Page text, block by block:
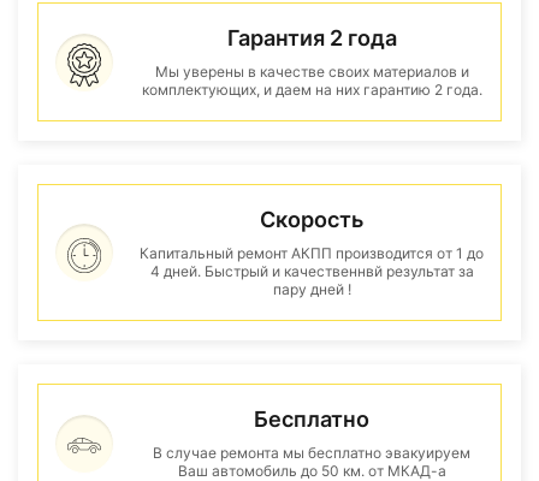
Гарантия 2 года
Мы уверены в качестве своих материалов и
комплектующих, и даем на них гарантию 2 года.
Скорость
Капитальный ремонт АКПП производится от 1 до
4 дней. Быстрый и качественнвй результат за
пару дней !
Бесплатно
В случае ремонта мы бесплатно эвакуируем
Ваш автомобиль до 50 км. от МКАД-а